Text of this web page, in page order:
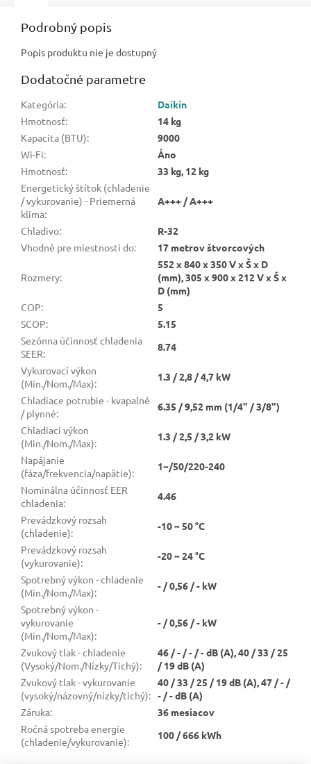
Podrobný popis
Popis produktu nie je dostupný
Dodatočné parametre
Kategória:
Daikin
Hmotnosť:
14 kg
Kapacita (BTU):
9000
Wi-Fi:
Áno
Hmotnosť:
33 kg, 12 kg
Energetický štítok (chladenie
/ vykurovanie) - Priemerná
klíma:
A+++ / A+++
Chladivo:
R-32
Vhodné pre miestnosti do: 17 metrov štvorcových
Rozmery:
552 x 840 x 350 V x Š x D
(mm), 305 x 900 x 212 V x Š x
D (mm)
COP:
5
SCOP:
5.15
Sezónna účinnosť chladenia
SEER:
8.74
Vykurovací výkon
(Min./Nom./Max):
1.3 / 2,8 / 4,7 kW
Chladiace potrubie - kvapalné
/ plynné:
6.35 / 9,52 mm (1/4" / 3/8")
Chladiaci výkon
(Min./Nom./Max):
1.3 / 2,5 / 3,2 kW
Napájanie
(fáza/frekvencia/napätie):
1~/50/220-240
Nominálna účinnosť EER
chladenia:
4.46
Prevádzkový rozsah
(chladenie):
-10 ~ 50 °C
Prevádzkový rozsah
(vykurovanie):
-20 ~ 24 °C
Spotrebný výkon - chladenie
(Min./Nom./Max):
- / 0,56 / - kW
Spotrebný výkon -
vykurovanie
(Min./Nom./Max):
- / 0,56 / - kW
Zvukový tlak - chladenie
(Vysoký/Nom./Nízky/Tichý):
46 / - / - / - dB (A), 40 / 33 / 25
/ 19 dB (A)
Zvukový tlak - vykurovanie
(vysoký/názovný/nízky/tichý):
40 / 33 / 25 / 19 dB (A), 47 / - /
- / - dB (A)
Záruka:
36 mesiacov
Ročná spotreba energie
(chladenie/vykurovanie):
100 / 666 kWh